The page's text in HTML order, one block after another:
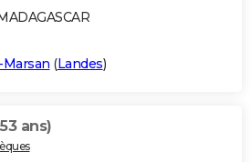
(Landes)
ans)